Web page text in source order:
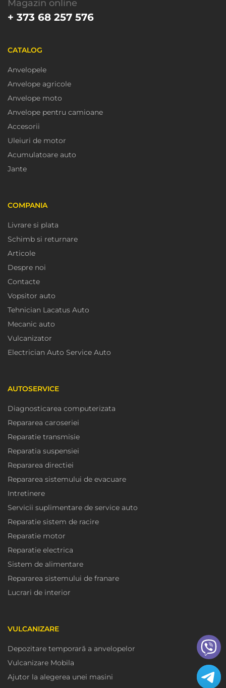
Magazin online
+ 373 68 257 576
CATALOG
Anvelopele
Anvelope agricole
Anvelope moto
Anvelope pentru camioane
Accesorii
Uleiuri de motor
Acumulatoare auto
Jante
COMPANIA
Livrare si plata
Schimb si returnare
Articole
Despre noi
Contacte
Vopsitor auto
Tehnician Lacatus Auto
Mecanic auto
Vulcanizator
Electrician Auto Service Auto
AUTOSERVICE
Diagnosticarea computerizata
Repararea caroseriei
Reparatie transmisie
Reparatia suspensiei
Repararea directiei
Repararea sistemului de evacuare
Intretinere
Servicii suplimentare de service auto
Reparatie sistem de racire
Reparatie motor
Reparatie electrica
Sistem de alimentare
Repararea sistemului de franare
Lucrari de interior
VULCANIZARE
Depozitare temporară a anvelopelor
Vulcanizare Mobila
Ajutor la alegerea unei masini